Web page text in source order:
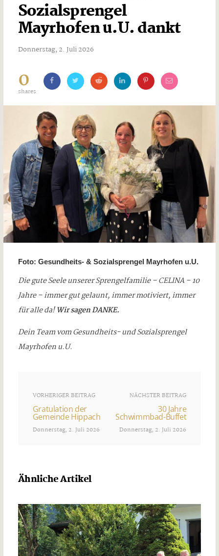
Sozialsprengel
Mayrhofen u.U. dankt
Donnerstag, 2. Juli 2026
0
shares
Foto: Gesundheits- & Sozialsprengel Mayrhofen u.U.
Die gute Seele unserer Sprengelfamilie – CELINA – 10
Jahre – immer gut gelaunt, immer motiviert, immer
für alle da!Wir sagen DANKE.
Dein Team vom Gesundheits- und Sozialsprengel
Mayrhofen u.U.
VORHERIGER BEITRAG
Gratulation der
Gemeinde Hippach
Donnerstag, 2. Juli 2026
NÄCHSTER BEITRAG
30 Jahre
Schwimmbad-Buffet
Donnerstag, 2. Juli 2026
Ähnliche Artikel